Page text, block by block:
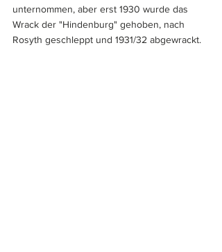
unternommen, aber erst 1930 wurde das
Wrack der "Hindenburg" gehoben, nach
Rosyth geschleppt und 1931/32 abgewrackt.